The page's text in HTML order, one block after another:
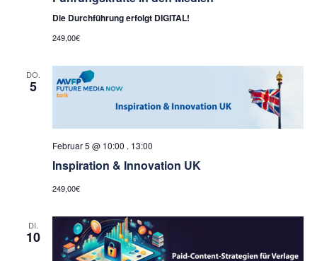
Die Durchführung erfolgt DIGITAL!
249,00€
DO.
5
Februar 5 @ 10:00 . 13:00
Inspiration & Innovation UK
249,00€
DI.
10